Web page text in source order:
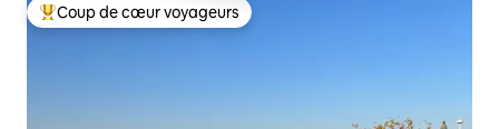
Coups de cœur voyageurs les plus appréciés
Coup de cœur voyageurs